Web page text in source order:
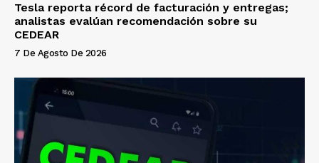
Tesla reporta récord de facturación y entregas;
analistas evalúan recomendación sobre su
CEDEAR
7 De Agosto De 2026